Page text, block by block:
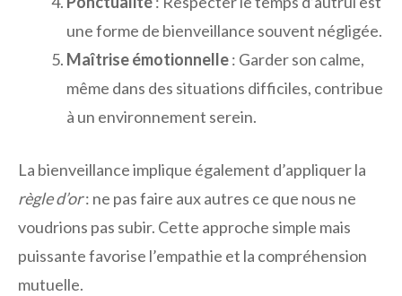
une forme de bienveillance souvent négligée.
Maîtrise émotionnelle: Garder son calme,
même dans des situations difficiles, contribue
à un environnement serein.
La bienveillance implique également d’appliquer la
règle d’or: ne pas faire aux autres ce que nous ne
voudrions pas subir. Cette approche simple mais
puissante favorise l’empathie et la compréhension
mutuelle.